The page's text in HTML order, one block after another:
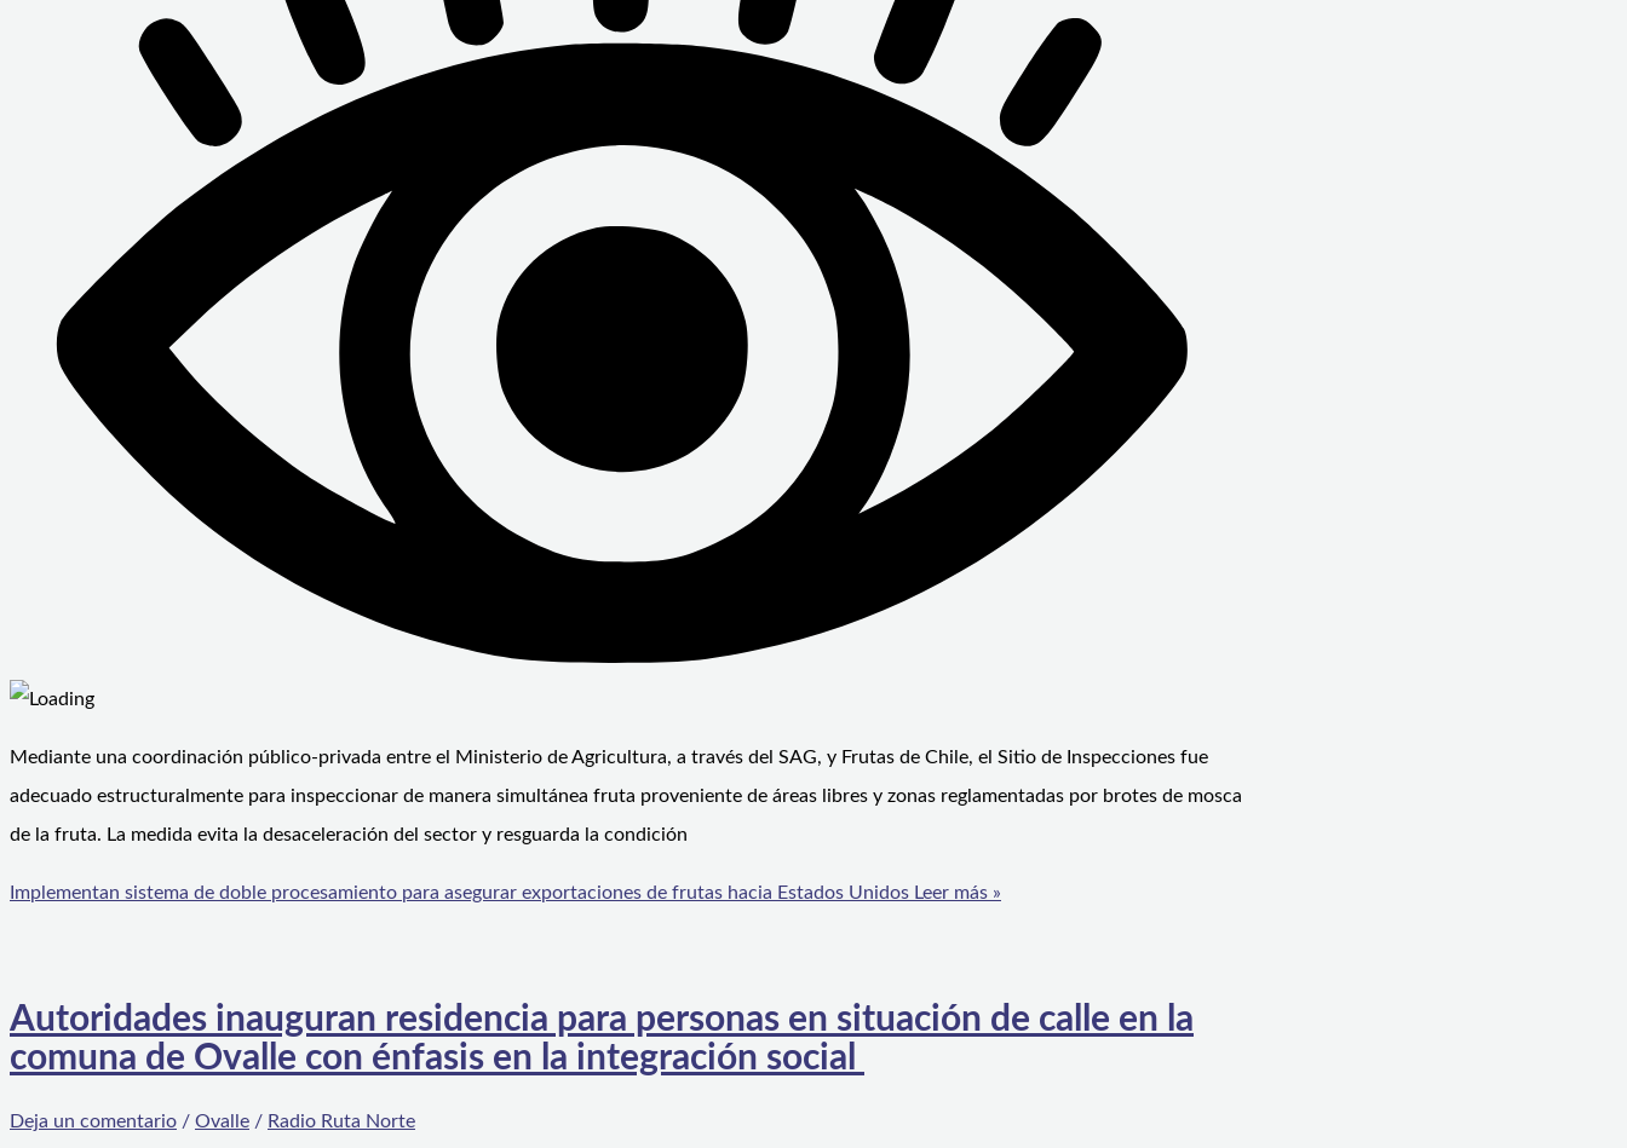
Mediante una coordinación público-privada entre el Ministerio de Agricultura, a través del SAG, y Frutas de Chile, el Sitio de Inspecciones fue
adecuado estructuralmente para inspeccionar de manera simultánea fruta proveniente de áreas libres y zonas reglamentadas por brotes de mosca
de la fruta. La medida evita la desaceleración del sector y resguarda la condición
Implementan sistema de doble procesamiento para asegurar exportaciones de frutas hacia Estados Unidos Leer más »
Autoridades inauguran residencia para personas en situación de calle en la
comuna de Ovalle con énfasis en la integración social
Deja un comentario / Ovalle / Radio Ruta Norte